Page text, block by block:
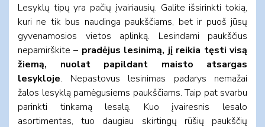
Lesyklų tipų yra pačių įvairiausių. Galite išsirinkti tokią,
kuri ne tik bus naudinga paukščiams, bet ir puoš jūsų
gyvenamosios vietos aplinką. Lesindami paukščius
nepamirškite – pradėjus lesinimą, jį reikia tęsti visą
žiemą, nuolat papildant maisto atsargas
lesykloje. Nepastovus lesinimas padarys nemažai
žalos lesyklą pamėgusiems paukščiams. Taip pat svarbu
parinkti tinkamą lesalą. Kuo įvairesnis lesalo
asortimentas, tuo daugiau skirtingų rūšių paukščių